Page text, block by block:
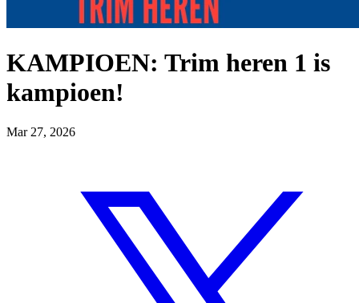
KAMPIOEN: Trim heren 1 is
kampioen!
Mar 27, 2026